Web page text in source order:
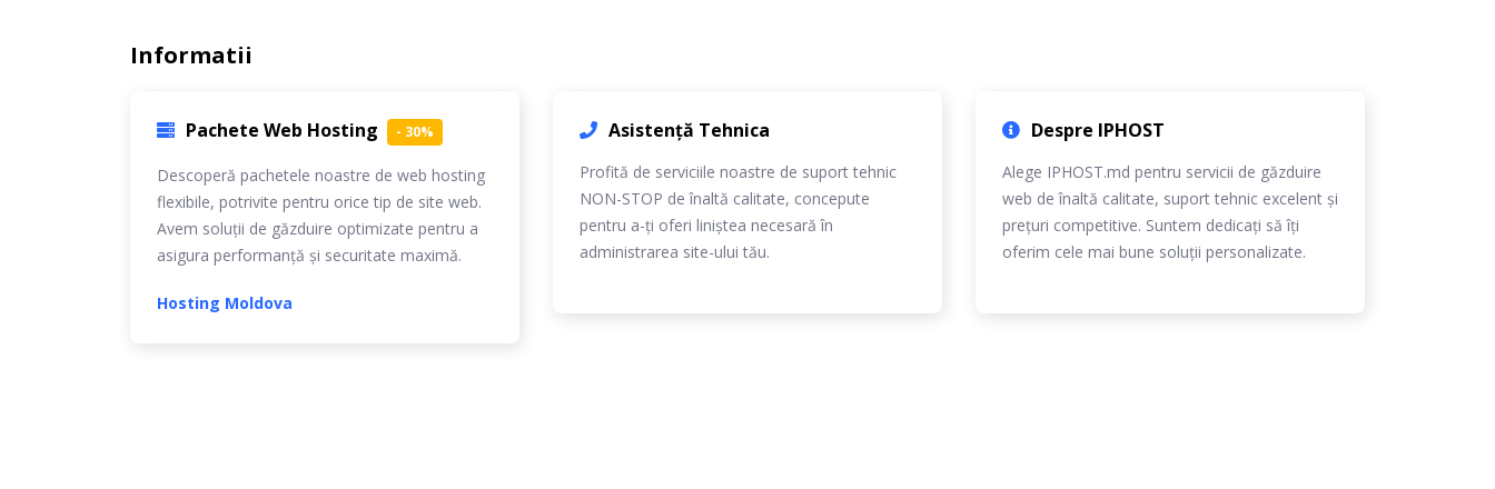
Informatii
Pachete Web Hosting - 30%
Descoperă pachetele noastre de web hosting
flexibile, potrivite pentru orice tip de site web.
Avem soluții de găzduire optimizate pentru a
asigura performanță și securitate maximă.
Hosting Moldova
Asistență Tehnica
Profită de serviciile noastre de suport tehnic
NON-STOP de înaltă calitate, concepute
pentru a-ți oferi liniștea necesară în
administrarea site-ului tău.
Despre IPHOST
Alege IPHOST.md pentru servicii de găzduire
web de înaltă calitate, suport tehnic excelent și
prețuri competitive. Suntem dedicați să îți
oferim cele mai bune soluții personalizate.